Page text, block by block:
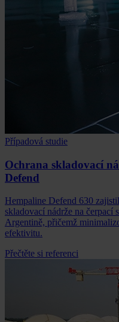
Případová studie
Ochrana skladovací
Defend
Hempaline Defend 630
skladovací nádrže na
Argentině, přičemž
efektivitu.
Přečtěte si referenci